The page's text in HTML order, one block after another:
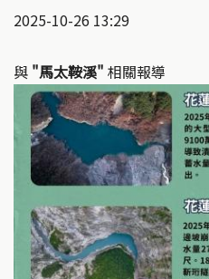
2025-10-26 13:29
與 "馬太鞍溪" 相關報導